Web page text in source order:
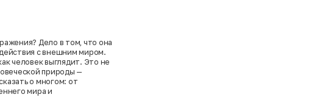
Дело в том, что она
с внешним миром.
человек выглядит. Это не
природы —
о многом: от
мира и